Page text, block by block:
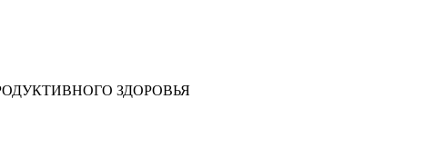
ЗДОРОВЬЯ